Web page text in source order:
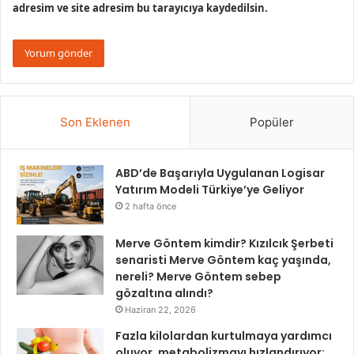
adresim ve site adresim bu tarayıcıya kaydedilsin.
Son Eklenen Popüler
ABD’de Başarıyla Uygulanan Logisar
Yatırım Modeli Türkiye’ye Geliyor
2 hafta önce
Merve Göntem kimdir? Kızılcık Şerbeti
senaristi Merve Göntem kaç yaşında,
nereli? Merve Göntem sebep
gözaltına alındı?
Haziran 22, 2026
Fazla kilolardan kurtulmaya yardımcı